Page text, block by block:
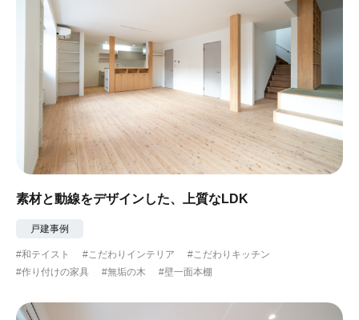
素材と動線をデザインした、上質なLDK
戸建事例
#和テイスト #こだわりインテリア
#こだわりキッチン
#作り付けの家具
#無垢の木 #壁一面本棚